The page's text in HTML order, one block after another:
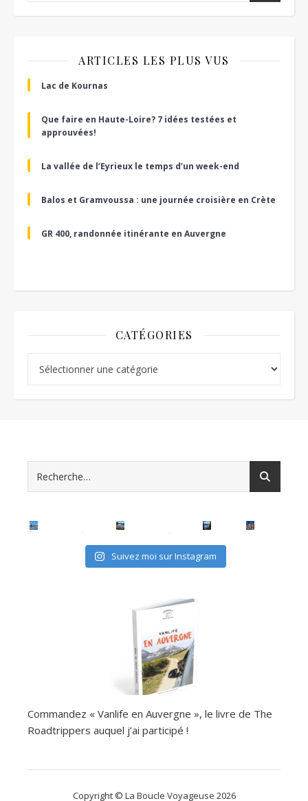
ARTICLES LES PLUS VUS
Lac de Kournas
Que faire en Haute-Loire? 7 idées testées et
approuvées!
La vallée de l’Eyrieux le temps d’un week-end
Balos et Gramvoussa : une journée croisière en Crète
GR 400, randonnée itinérante en Auvergne
CATÉGORIES
Suivez moi sur Instagram
Commandez « Vanlife en Auvergne », le livre de The
Roadtrippers auquel j’ai participé !
Copyright © La Boucle Voyageuse 2026